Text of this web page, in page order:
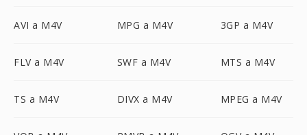
AVI a M4V MPG a M4V 3GP a M4V
FLV a M4V SWF a M4V MTS a M4V
TS a M4V DIVX a M4V MPEG a M4V